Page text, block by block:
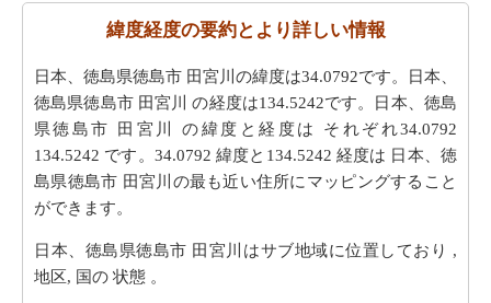
緯度経度の要約とより詳しい情報
日本、徳島県徳島市 田宮川の緯度は34.0792です。日本、
徳島県徳島市 田宮川 の経度は134.5242です。日本、徳島
県徳島市 田宮川 の緯度と経度は それぞれ34.0792
134.5242 です。34.0792 緯度と134.5242 経度は 日本、徳
島県徳島市 田宮川の最も近い住所にマッピングすること
ができます。
日本、徳島県徳島市 田宮川はサブ地域に位置しており ,
地区, 国の 状態 。